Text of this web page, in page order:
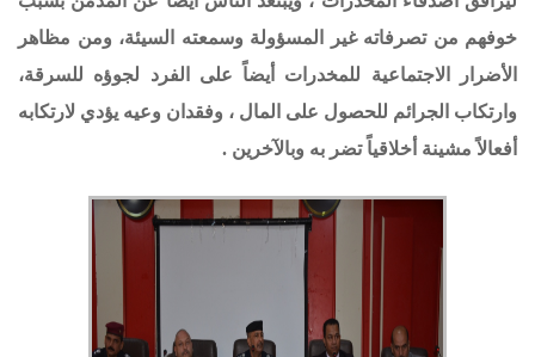
خوفهم من تصرفاته غير المسؤولة وسمعته السيئة، ومن مظاهر
الأضرار الاجتماعية للمخدرات أيضاً على الفرد لجوؤه للسرقة،
وارتكاب الجرائم للحصول على المال ، وفقدان وعيه يؤدي لارتكابه
أفعالاً مشينة أخلاقياً تضر به وبالآخرين .